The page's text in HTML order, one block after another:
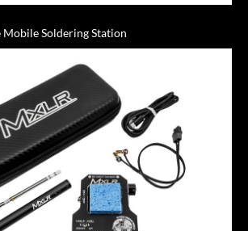
Soldering Station